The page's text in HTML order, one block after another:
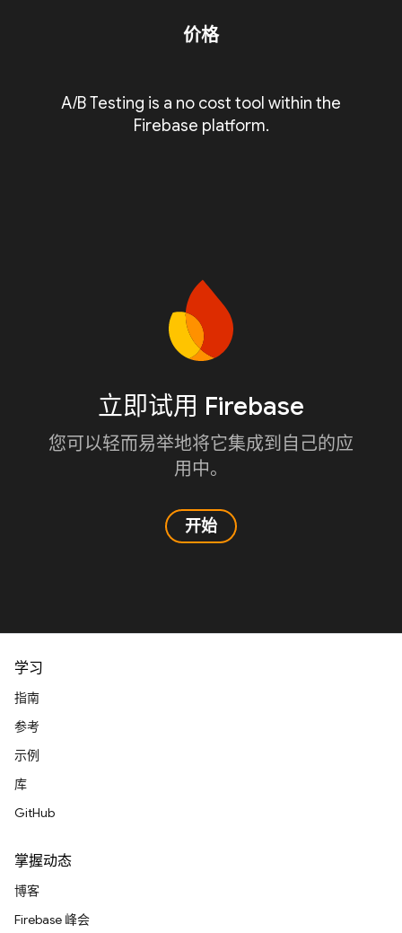
价格
A/B Testing is a no cost tool within the
Firebase platform.
立即试用 Firebase
您可以轻而易举地将它集成到自己的应
用中。
开始
学习
指南
参考
示例
库
GitHub
掌握动态
博客
Firebase 峰会